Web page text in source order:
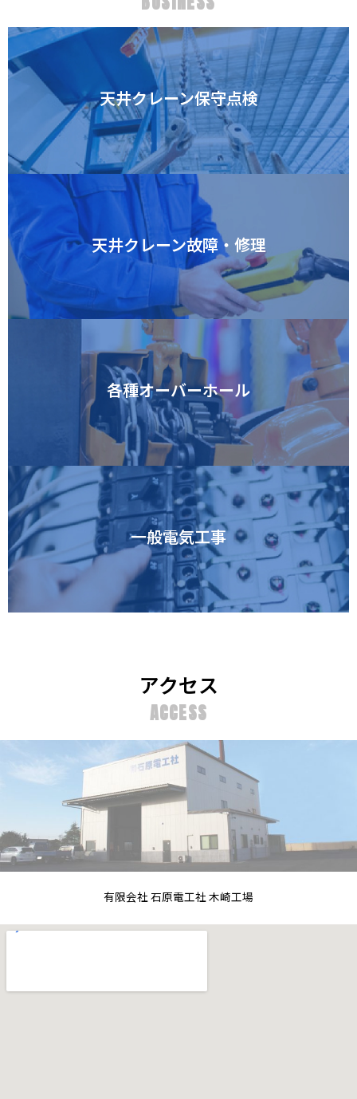
天井クレーン保守点検
天井クレーン故障・修理
各種オーバーホール
一般電気工事
アクセス
ACCESS
有限会社 石原電工社 木崎工場